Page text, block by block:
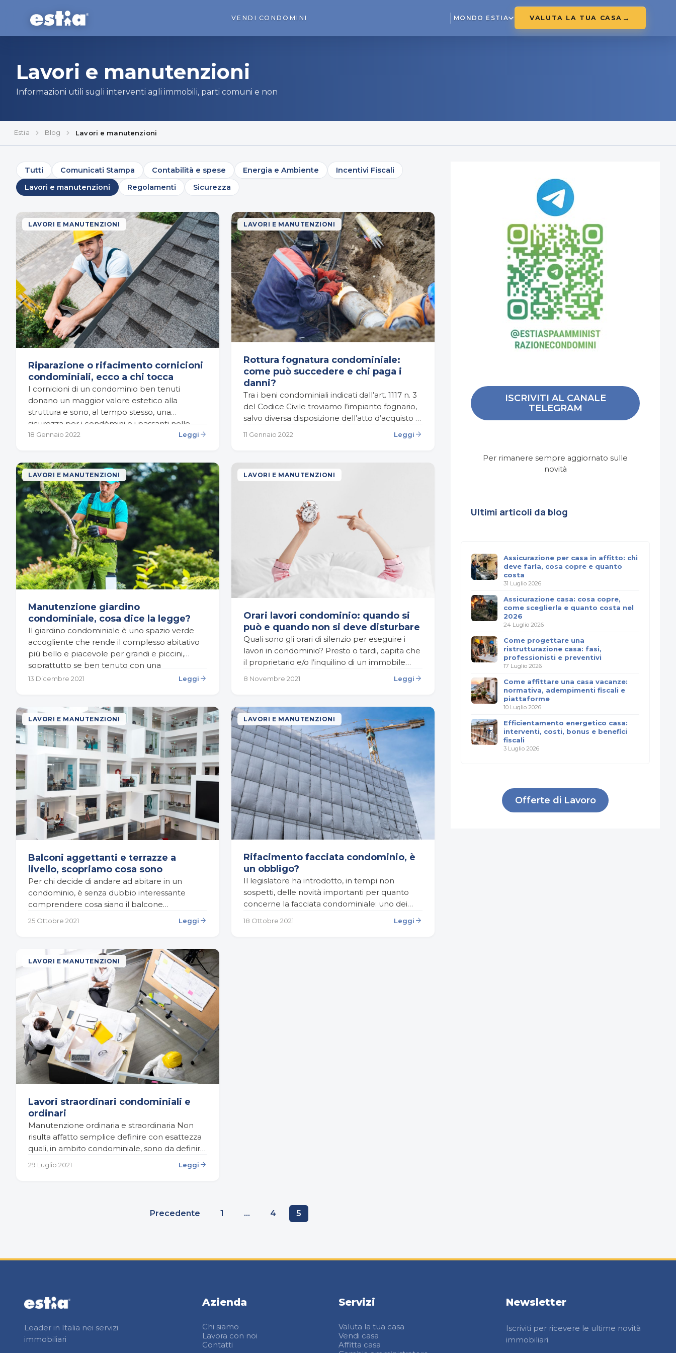
VENDI CONDOMINI MONDO ESTIA VALUTA LA TUA CASA
Lavori e manutenzioni
Informazioni utili sugli interventi agli immobili, parti comuni e non
Estia Blog Lavori e manutenzioni
Tutti Comunicati Stampa Contabilità e spese Energia e Ambiente
Incentivi Fiscali
Lavori e manutenzioni
Regolamenti Sicurezza
LAVORI E MANUTENZIONI
Riparazione o rifacimento cornicioni
condominiali, ecco a chi tocca
I cornicioni di un condominio ben tenuti
donano un maggior valore estetico alla
struttura e sono, al tempo stesso, una
sicurezza per i condòmini e i passanti nelle
prossimità dell’edificio. …
18 Gennaio 2022 Leggi arrow_forward
LAVORI E MANUTENZIONI
Rottura fognatura condominiale:
come può succedere e chi paga i
danni?
Tra i beni condominiali indicati dall’art. 1117 n. 3
del Codice Civile troviamo l’impianto fognario,
salvo diversa disposizione dell’atto d’acquisto o
del regolamento contrattuale regolarmente
11 Gennaio 2022 Leggi arrow_forward
LAVORI E MANUTENZIONI
Manutenzione giardino
condominiale, cosa dice la legge?
Il giardino condominiale è uno spazio verde
accogliente che rende il complesso abitativo
più bello e piacevole per grandi e piccini,
soprattutto se ben tenuto con una
manutenzione regolare. Vediamo…
13 Dicembre 2021 Leggi arrow_forward
LAVORI E MANUTENZIONI
Orari lavori condominio: quando si
può e quando non si deve disturbare
Quali sono gli orari di silenzio per eseguire i
lavori in condominio? Presto o tardi, capita che
il proprietario e/o l’inquilino di un immobile
8 Novembre 2021 Leggi arrow_forward
LAVORI E MANUTENZIONI
Balconi aggettanti e terrazze a
livello, scopriamo cosa sono
Per chi decide di andare ad abitare in un
condominio, è senza dubbio interessante
comprendere cosa siano il balcone
25 Ottobre 2021 Leggi arrow_forward
LAVORI E MANUTENZIONI
Rifacimento facciata condominio, è
un obbligo?
Il legislatore ha introdotto, in tempi non
sospetti, delle novità importanti per quanto
concerne la facciata condominiale: uno dei
temi più dibattuti nelle assemblee, che finisce
18 Ottobre 2021 Leggi arrow_forward
LAVORI E MANUTENZIONI
Lavori straordinari condominiali e
ordinari
Manutenzione ordinaria e straordinaria Non
risulta affatto semplice definire con esattezza
quali, in ambito condominiale, sono da definirsi
lavori straordinari e quali invece ordinari. Quello
che è certo è che come riferimento
29 Luglio 2021 Leggi arrow_forward
Precedente 1 … 4 5
ISCRIVITI AL CANALE
TELEGRAM
Per rimanere sempre aggiornato sulle
novità
Ultimi articoli da blog
Assicurazione per casa in affitto: chi
deve farla, cosa copre e quanto
costa
31 Luglio 2026
Assicurazione casa: cosa copre,
come sceglierla e quanto costa nel
2026
24 Luglio 2026
Come progettare una
ristrutturazione casa: fasi,
professionisti e preventivi
17 Luglio 2026
Come affittare una casa vacanze:
normativa, adempimenti fiscali e
piattaforme
10 Luglio 2026
Efficientamento energetico casa:
interventi, costi, bonus e benefici
fiscali
3 Luglio 2026
Offerte di Lavoro
Leader in Italia nei servizi
immobiliari
Azienda
Chi siamo
Lavora con noi
Contatti
Servizi
Valuta la tua casa
Vendi casa
Affitta casa
Newsletter
Iscriviti per ricevere le ultime novità
immobiliari.